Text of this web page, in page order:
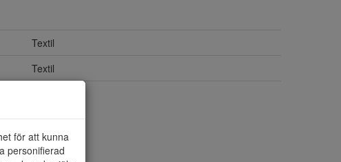
Textil
Textil
för att kunna
personifierad